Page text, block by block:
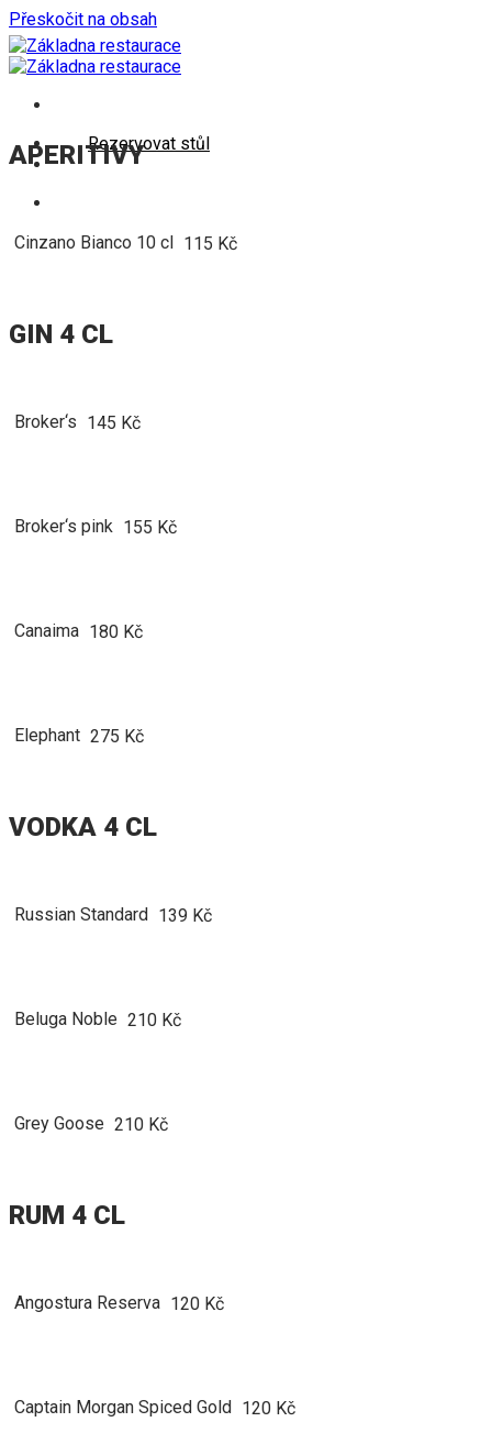
Přeskočit na obsah
Rezervovat stůl
APERITIVY
Cinzano Bianco 10 cl 115 Kč
GIN 4 CL
Broker‘s 145 Kč
Broker‘s pink 155 Kč
Canaima 180 Kč
Elephant 275 Kč
VODKA 4 CL
Russian Standard 139 Kč
Beluga Noble 210 Kč
Grey Goose 210 Kč
RUM 4 CL
Angostura Reserva 120 Kč
Captain Morgan Spiced Gold 120 Kč